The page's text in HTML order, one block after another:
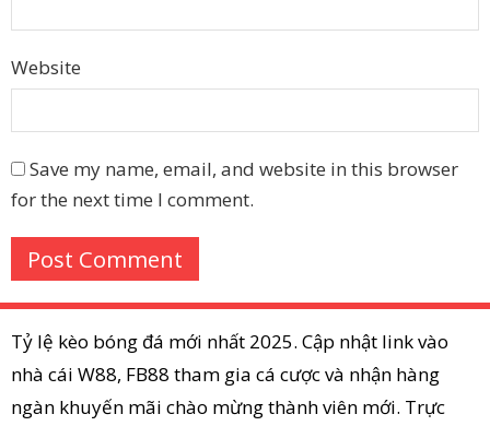
Website
Save my name, email, and website in this browser
for the next time I comment.
Tỷ lệ kèo bóng đá mới nhất 2025. Cập nhật link vào
nhà cái W88, FB88 tham gia cá cược và nhận hàng
ngàn khuyến mãi chào mừng thành viên mới. Trực